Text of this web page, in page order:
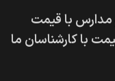
مدارس با قیمت
با کارشناسان ما